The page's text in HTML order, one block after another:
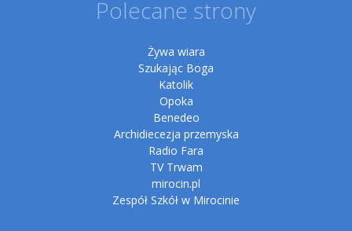
Polecane strony
Żywa wiara
Szukając Boga
Katolik
Opoka
Benedeo
Archidiecezja przemyska
Radio Fara
TV Trwam
mirocin.pl
Zespół Szkół w Mirocinie